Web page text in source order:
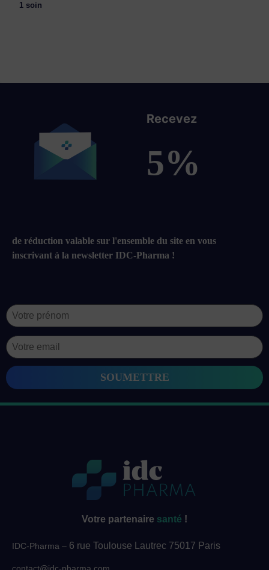
1 soin
Recevez
5%
de réduction valable sur l'ensemble du site en vous
inscrivant à la newsletter IDC-Pharma !
Votre partenaire santé !
IDC-Pharma – 6 rue Toulouse Lautrec 75017 Paris
contact@idc-pharma.com